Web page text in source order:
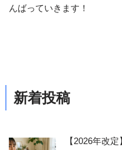
んばっていきます！
新着投稿
【2026年改